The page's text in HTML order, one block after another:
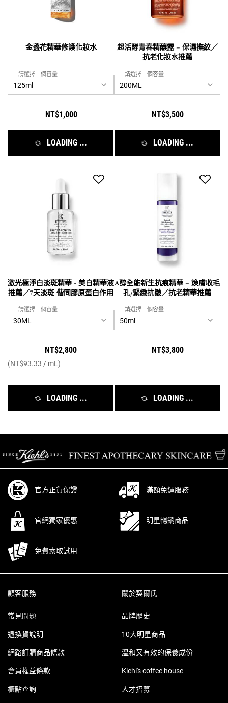
金盞花精華修護化妝水
請選擇一個容量
NT$1,000
LOADING ...
超活酵青春精釀露 – 保濕撫紋／
抗老化妝水推薦
請選擇一個容量
NT$3,500
LOADING ...
激光極淨白淡斑精華 - 美白精華液
推薦／7天淡斑 偕同膠原蛋白作用
請選擇一個容量
NT$2,800
(NT$93.33 / mL)
LOADING ...
A醇全能新生抗痕精華 – 煥膚收毛
孔/緊緻抗皺／抗老精華推薦
請選擇一個容量
NT$3,800
LOADING ...
官方正貨保證 滿額免運服務
官網獨家優惠 明星暢銷商品
免費索取試用
顧客服務
常見問題
退換貨說明
網路訂購商品條款
會員權益條款
櫃點查詢
關於契爾氏
品牌歷史
10大明星商品
溫和又有效的保養成份
Kiehl's coffee house
人才招募